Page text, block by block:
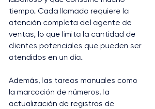
tiempo. Cada llamada requiere la
atención completa del agente de
ventas, lo que limita la cantidad de
clientes potenciales que pueden ser
atendidos en un día.
Además, las tareas manuales como
la marcación de números, la
actualización de registros de